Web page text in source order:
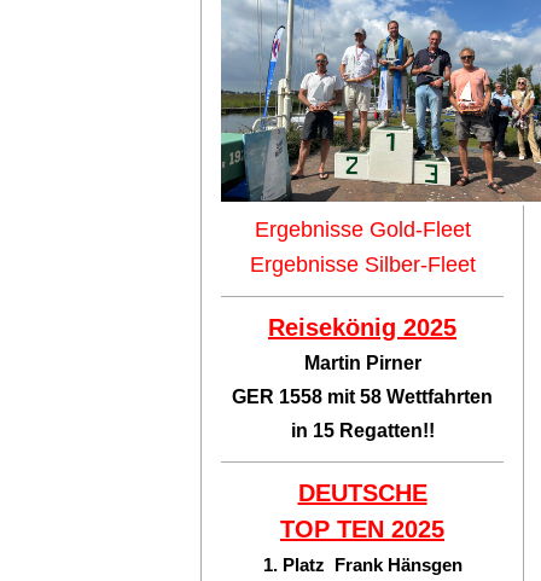
Ergebnisse Gold-Fleet
Ergebnisse Silber-Fleet
Reisekönig 2025
Martin Pirner
GER 1558 mit 58 Wettfahrten
in 15 Regatten!!
DEUTSCHE
TOP TEN 2025
1. Platz Frank Hänsgen